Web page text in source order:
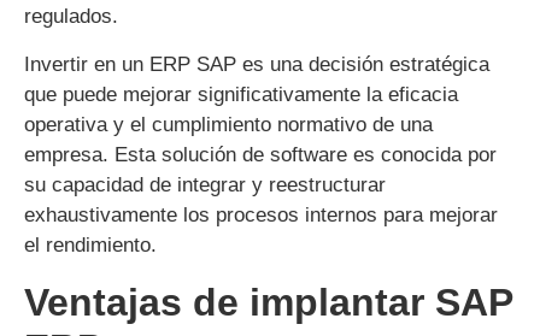
regulados.
Invertir en un ERP SAP es una decisión estratégica
que puede mejorar significativamente la eficacia
operativa y el cumplimiento normativo de una
empresa. Esta solución de software es conocida por
su capacidad de integrar y reestructurar
exhaustivamente los procesos internos para mejorar
el rendimiento.
Ventajas de implantar SAP